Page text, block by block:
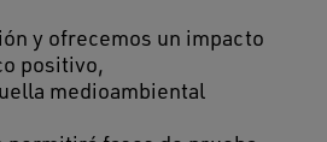
y ofrecemos un impacto
positivo,
medioambiental